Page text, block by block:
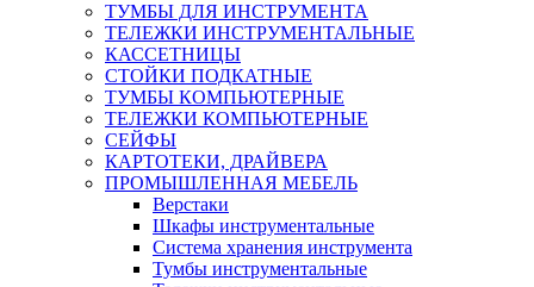
ТУМБЫ ДЛЯ ИНСТРУМЕНТА
ТЕЛЕЖКИ ИНСТРУМЕНТАЛЬНЫЕ
КАССЕТНИЦЫ
СТОЙКИ ПОДКАТНЫЕ
ТУМБЫ КОМПЬЮТЕРНЫЕ
ТЕЛЕЖКИ КОМПЬЮТЕРНЫЕ
СЕЙФЫ
КАРТОТЕКИ, ДРАЙВЕРА
ПРОМЫШЛЕННАЯ МЕБЕЛЬ
Верстаки
Шкафы инструментальные
Система хранения инструмента
Тумбы инструментальные